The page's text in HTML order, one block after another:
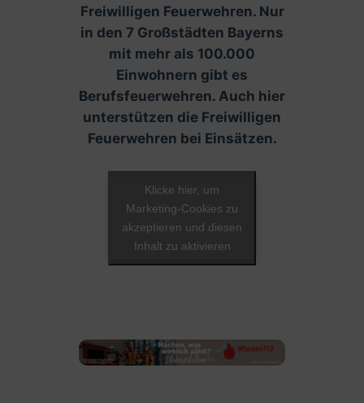
Freiwilligen Feuerwehren. Nur
in den 7 Großstädten Bayerns
mit mehr als 100.000
Einwohnern gibt es
Berufsfeuerwehren. Auch hier
unterstützen die Freiwilligen
Feuerwehren bei Einsätzen.
Klicke hier, um
Marketing-Cookies zu
akzeptieren und diesen
Inhalt zu aktivieren